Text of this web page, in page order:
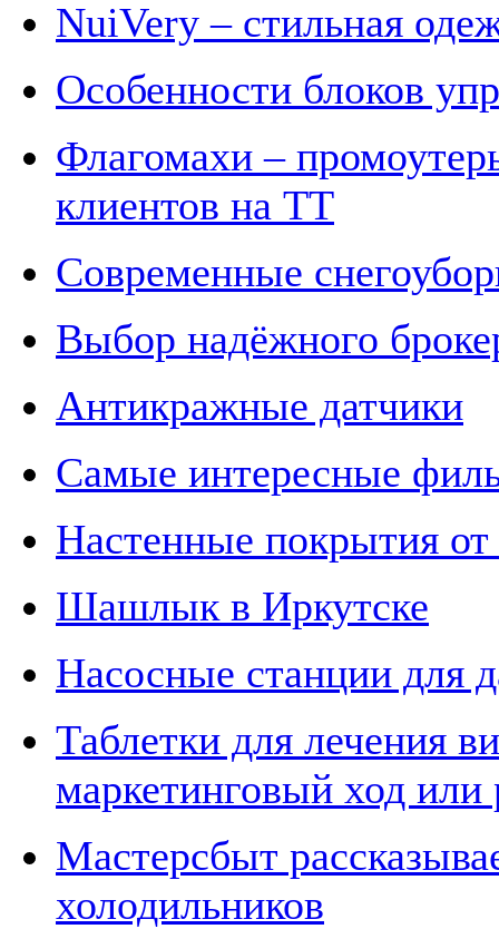
NuiVery – стильная
Особенности блоков
Флагомахи –
клиентов на ТТ
Современные
Выбор надёжного
Антикражные датчики
Самые интересные
Настенные покрытия
Шашлык в Иркутске
Насосные станции для
Таблетки для лечения
маркетинговый ход
Мастерсбыт
холодильников